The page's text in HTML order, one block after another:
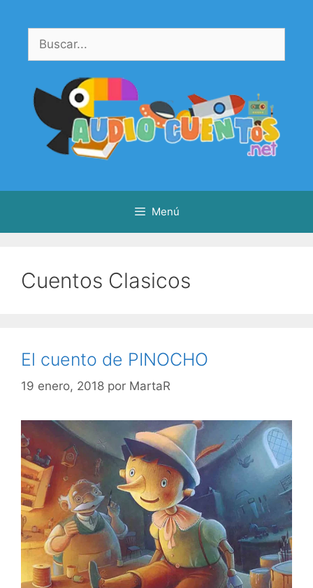
contenido
Buscar:
Menú
Cuentos Clasicos
El cuento de PINOCHO
19 enero, 2018 por MartaR